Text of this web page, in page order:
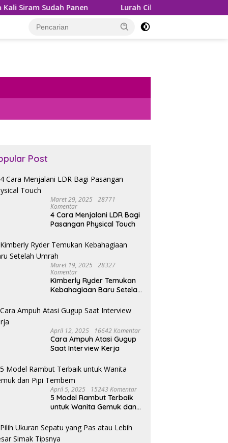
Lurah Cihapit Siap Terima Sanksi, Klaim Telah
Post
Maret 29, 2025
28771
Komentar
4 Cara Menjalani LDR Bagi
Pasangan Physical Touch
Maret 19, 2025
28327
Komentar
Kimberly Ryder Temukan
Kebahagiaan Baru Setelah
April 12, 2025 16642 Komentar
Cara Ampuh Atasi Gugup
Saat Interview Kerja
April 5, 2025 15243 Komentar
5 Model Rambut Terbaik
untuk Wanita Gemuk dan